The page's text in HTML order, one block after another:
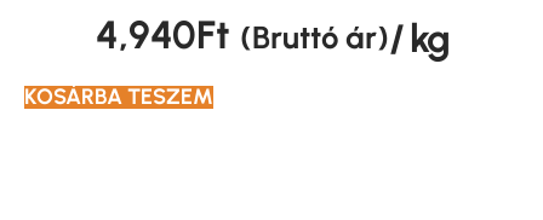
4,940Ft (Bruttó ár)/ kg
KOSÁRBA TESZEM